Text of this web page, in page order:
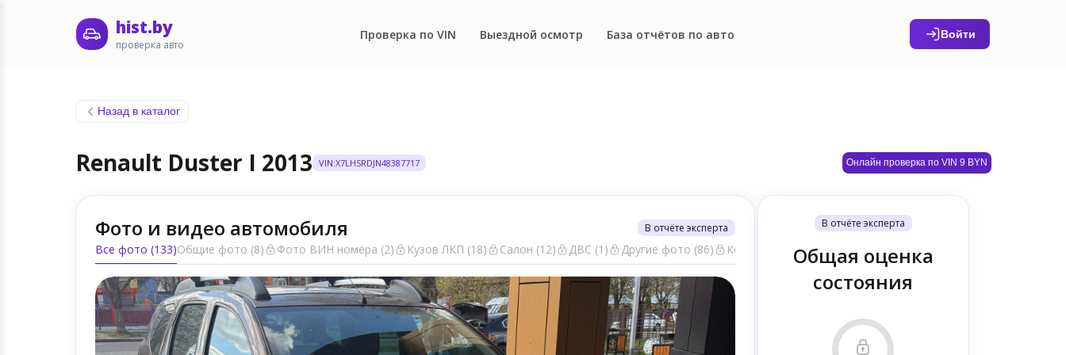
hist.by
проверка авто
Проверка по VIN Выездной осмотр База отчётов по авто Войти
Назад в каталог
Renault Duster I 2013 VIN:X7LHSRDJN48387717 Онлайн проверка по VIN 9 BYN
Фото и видео автомобиля В отчёте эксперта
Все фото (133)Общие фото (8) Фото ВИН номера (2) Кузов ЛКП (18) Салон (12) ДВС (1) Другие фото (86) Компьютерная диагностика (6)
В отчёте эксперта
Общая оценка
состояния